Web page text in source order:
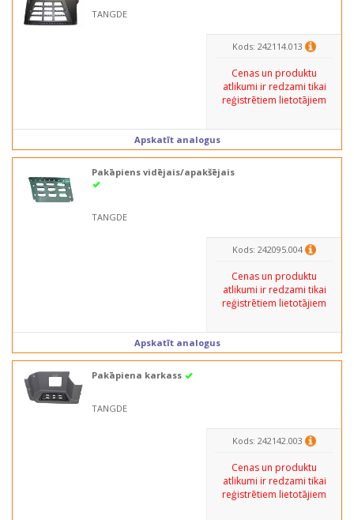
TANGDE
Kods: 242114.013
Cenas un produktu
atlikumi ir redzami tikai
reģistrētiem lietotājiem
Apskatīt analogus
Pakāpiens vidējais/apakšējais
TANGDE
Kods: 242095.004
Cenas un produktu
atlikumi ir redzami tikai
reģistrētiem lietotājiem
Apskatīt analogus
Pakāpiena karkass
TANGDE
Kods: 242142.003
Cenas un produktu
atlikumi ir redzami tikai
reģistrētiem lietotājiem